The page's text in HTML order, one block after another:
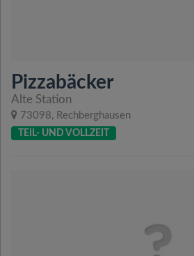
Pizzabäcker
Alte Station
73098, Rechberghausen
TEIL- UND VOLLZEIT